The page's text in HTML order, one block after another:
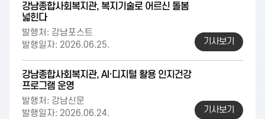
강남종합사회복지관, 복지기술로 어르신 돌봄
넓힌다
발행처: 강남포스트
발행일자: 2026.06.25.
기사보기
강남종합사회복지관, AI·디지털 활용 인지건강
프로그램 운영
발행처: 강남신문
발행일자: 2026.06.24.
기사보기